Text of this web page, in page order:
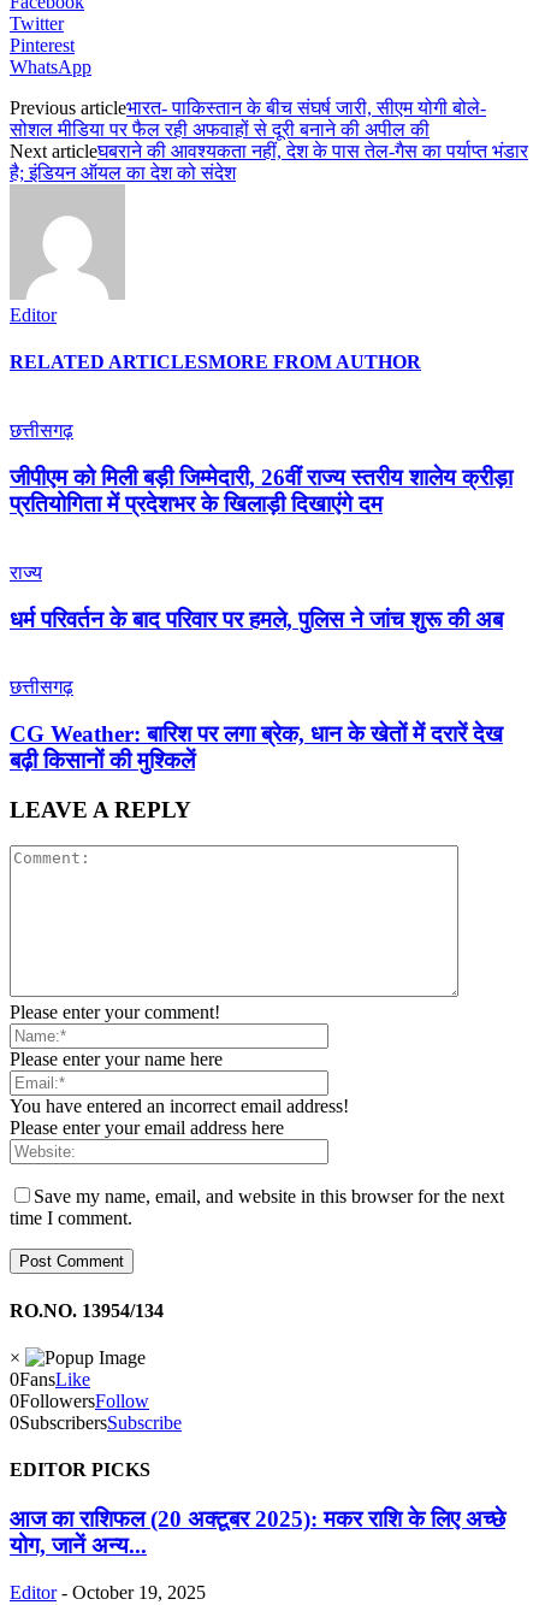
Twitter
Pinterest
WhatsApp
Previous articleभारत- पाकिस्तान के बीच संघर्ष जारी, सीएम योगी बोले-
सोशल मीडिया पर फैल रही अफवाहों से दूरी बनाने की अपील की
Next articleघबराने की आवश्यकता नहीं, देश के पास तेल-गैस का पर्याप्त भंडार
है; इंडियन ऑयल का देश को संदेश
Editor
RELATED ARTICLESMORE FROM AUTHOR
छत्तीसगढ़
जीपीएम को मिली बड़ी जिम्मेदारी, 26वीं राज्य स्तरीय शालेय क्रीड़ा
प्रतियोगिता में प्रदेशभर के खिलाड़ी दिखाएंगे दम
राज्य
धर्म परिवर्तन के बाद परिवार पर हमले, पुलिस ने जांच शुरू की अब
छत्तीसगढ़
CG Weather: बारिश पर लगा ब्रेक, धान के खेतों में दरारें देख
बढ़ी किसानों की मुश्किलें
LEAVE A REPLY
Please enter your comment!
Please enter your name here
You have entered an incorrect email address!
Please enter your email address here
Save my name, email, and website in this browser for the next
time I comment.
RO.NO. 13954/134
×
0FansLike
0FollowersFollow
0SubscribersSubscribe
EDITOR PICKS
आज का राशिफल (20 अक्टूबर 2025): मकर राशि के लिए अच्छे
योग, जानें अन्य...
Editor - October 19, 2025